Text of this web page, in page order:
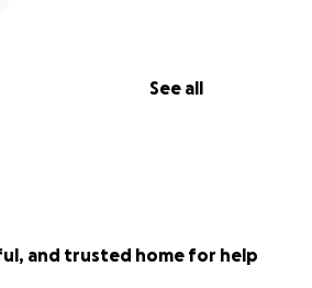
See all
and trusted home for help